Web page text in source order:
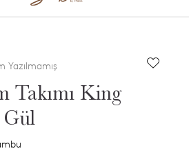
Yazılmamış
Takımı King